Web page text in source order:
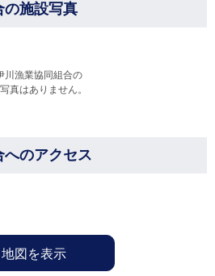
の施設写真
川漁業協同組合の
真はありません。
のアクセス
地図を表示